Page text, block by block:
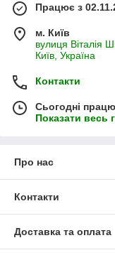
Працює з
м. Київ
вулиця Віталія
Київ, Україна
Контакти
Сьогодні
Показати весь
Про нас
Контакти
Доставка та оплата